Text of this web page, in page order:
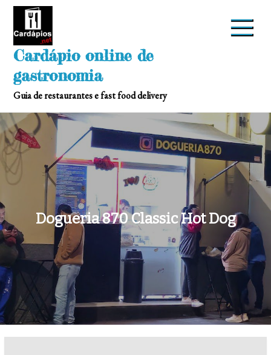
Skip
Cardápio online de
gastronomia
Guia de restaurantes e fast food delivery
Dogueria 870 Classic Hot Dog